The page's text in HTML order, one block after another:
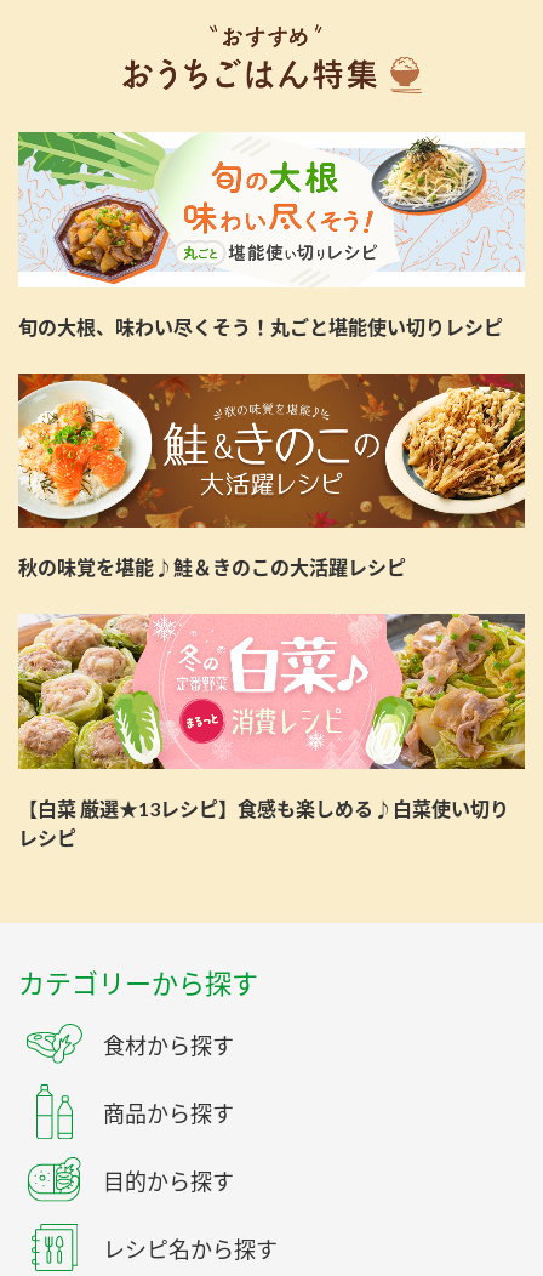
旬の大根、味わい尽くそう！丸ごと堪能使い切りレシピ
秋の味覚を堪能♪鮭＆きのこの大活躍レシピ
【白菜 厳選★13レシピ】食感も楽しめる♪白菜使い切り
レシピ
カテゴリーから探す
食材から探す
商品から探す
目的から探す
レシピ名から探す